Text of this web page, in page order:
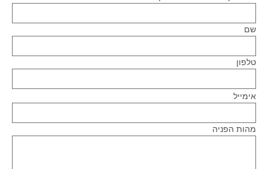
שם
טלפון
leave
אימייל
מהות הפניה